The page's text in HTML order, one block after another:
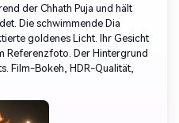
der Chhath Puja und hält
Die schwimmende Dia
goldenes Licht. Ihr Gesicht
Referenzfoto. Der Hintergrund
Film-Bokeh, HDR-Qualität,